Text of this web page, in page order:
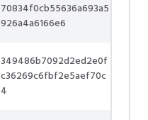
70834f0cb55636a693a5
926a4a6166e6
349486b7092d2ed2e0f
c36269c6fbf2e5aef70c
4